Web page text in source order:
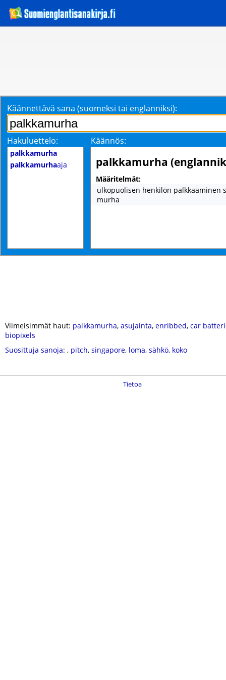
Käännettävä sana (suomeksi tai englanniksi):
Hakuluettelo: Käännös:
palkkamurha
palkkamurhaaja palkkamurha
Määritelmät:
ulkopuolisen henkilön palkkaaminen
murha
Viimeisimmät haut: palkkamurha, asujainta, enribbed, car
biopixels
Suosittuja sanoja: , pitch, singapore, loma, sähkö, koko
Tietoa